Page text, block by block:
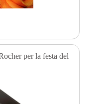
per la festa del